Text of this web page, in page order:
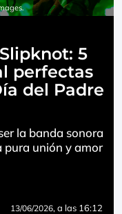
5
perfectas
del Padre
la banda sonora
pura unión y amor
13/06/2026, a las 16:12